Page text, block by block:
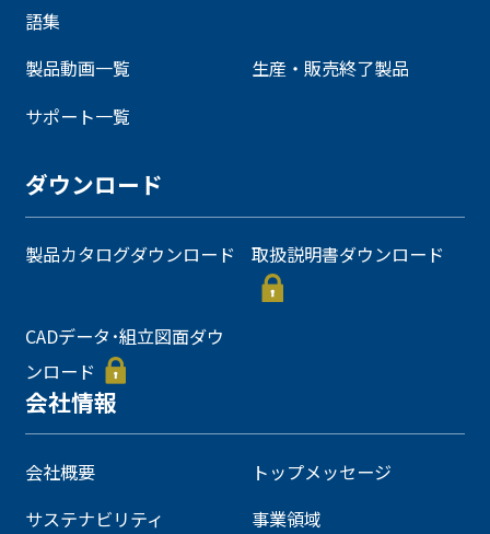
語集
製品動画一覧
生産・販売終了製品
サポート一覧
ダウンロード
製品カタログダウンロード 取扱説明書ダウンロード
CADデータ･組立図面ダウ
ンロード
会社情報
会社概要
トップメッセージ
サステナビリティ
事業領域